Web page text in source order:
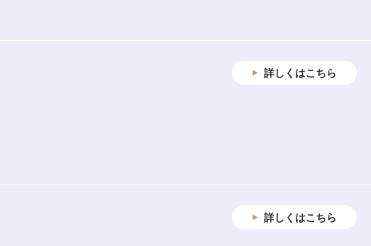
詳しくはこちら
詳しくはこちら